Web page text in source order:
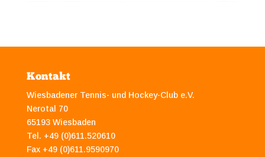
Kontakt
Wiesbadener Tennis- und Hockey-Club e.V.
Nerotal 70
65193 Wiesbaden
Tel. +49 (0)611.520610
Fax +49 (0)611.9590970